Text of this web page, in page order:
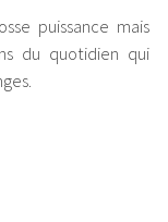
puissance mais
du quotidien qui